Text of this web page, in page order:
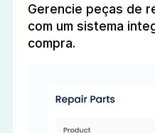
Gerencie peças de
com um sistema
compra.